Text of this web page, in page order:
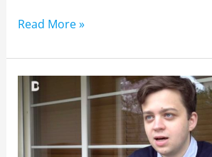
Read More »
Telebasel:
Jungpolitiker
Lucio
Sansano
hilft